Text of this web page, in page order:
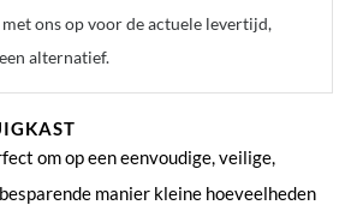
ons op voor de actuele levertijd,
alternatief.
om op een eenvoudige, veilige,
manier kleine hoeveelheden